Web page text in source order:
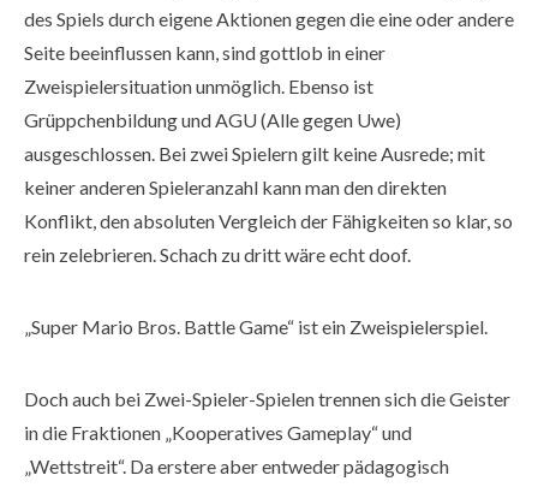
des Spiels durch eigene Aktionen gegen die eine oder andere
Seite beeinflussen kann, sind gottlob in einer
Zweispielersituation unmöglich. Ebenso ist
Grüppchenbildung und AGU (Alle gegen Uwe)
ausgeschlossen. Bei zwei Spielern gilt keine Ausrede; mit
keiner anderen Spieleranzahl kann man den direkten
Konflikt, den absoluten Vergleich der Fähigkeiten so klar, so
rein zelebrieren. Schach zu dritt wäre echt doof.
„Super Mario Bros. Battle Game“ ist ein Zweispielerspiel.
Doch auch bei Zwei-Spieler-Spielen trennen sich die Geister
in die Fraktionen „Kooperatives Gameplay“ und
„Wettstreit“. Da erstere aber entweder pädagogisch